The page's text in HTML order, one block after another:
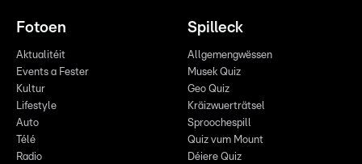
Fotoen
Aktualitéit
Events a Fester
Kultur
Lifestyle
Auto
Télé
Radio
Spilleck
Allgemengwëssen
Musek Quiz
Geo Quiz
Kräizwuerträtsel
Sproochespill
Quiz vum Mount
Déiere Quiz